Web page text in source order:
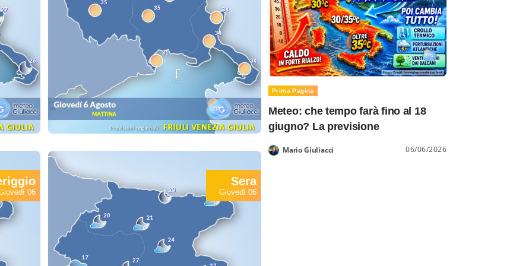
06
Sera
Giovedì 06
Prima Pagina
Meteo: che tempo farà fino al 18
giugno? La previsione
Mario Giuliacci 06/06/2026